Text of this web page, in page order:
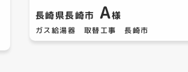
長崎県長崎市 A様
ガス給湯器 取替工事 長崎市